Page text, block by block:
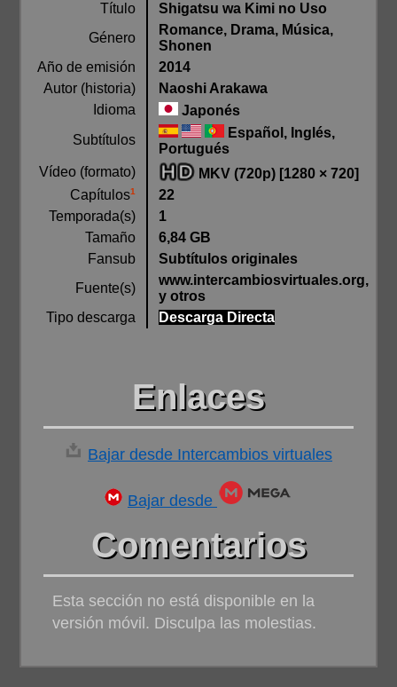
Título
Shigatsu wa Kimi no Uso
Género
Romance, Drama, Música,
Shonen
Año de emisión
2014
Autor (historia)
Naoshi Arakawa
Idioma
Japonés
Subtítulos
Español, Inglés,
Portugués
Vídeo (formato)
MKV (720p) [1280 × 720]
Capítulos1
22
Temporada(s)
1
Tamaño
6,84 GB
Fansub
Subtítulos originales
Fuente(s)
www.intercambiosvirtuales.org,
y otros
Tipo descarga
Descarga Directa
Enlaces
Bajar desde Intercambios virtuales
Bajar desde
Comentarios
Esta sección no está disponible en la
versión móvil. Disculpa las molestias.